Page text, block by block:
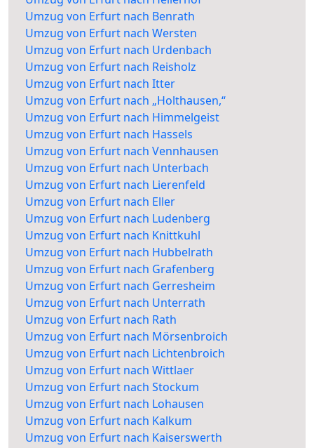
Umzug von Erfurt nach Benrath
Umzug von Erfurt nach Wersten
Umzug von Erfurt nach Urdenbach
Umzug von Erfurt nach Reisholz
Umzug von Erfurt nach Itter
Umzug von Erfurt nach „Holthausen,“
Umzug von Erfurt nach Himmelgeist
Umzug von Erfurt nach Hassels
Umzug von Erfurt nach Vennhausen
Umzug von Erfurt nach Unterbach
Umzug von Erfurt nach Lierenfeld
Umzug von Erfurt nach Eller
Umzug von Erfurt nach Ludenberg
Umzug von Erfurt nach Knittkuhl
Umzug von Erfurt nach Hubbelrath
Umzug von Erfurt nach Grafenberg
Umzug von Erfurt nach Gerresheim
Umzug von Erfurt nach Unterrath
Umzug von Erfurt nach Rath
Umzug von Erfurt nach Mörsenbroich
Umzug von Erfurt nach Lichtenbroich
Umzug von Erfurt nach Wittlaer
Umzug von Erfurt nach Stockum
Umzug von Erfurt nach Lohausen
Umzug von Erfurt nach Kalkum
Umzug von Erfurt nach Kaiserswerth